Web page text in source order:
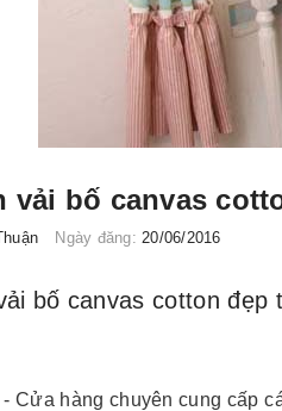
vải bố canvas
Ngày đăng: 20/06/2016
bố canvas cotton đẹp
- Cửa hàng chuyên cung cấp